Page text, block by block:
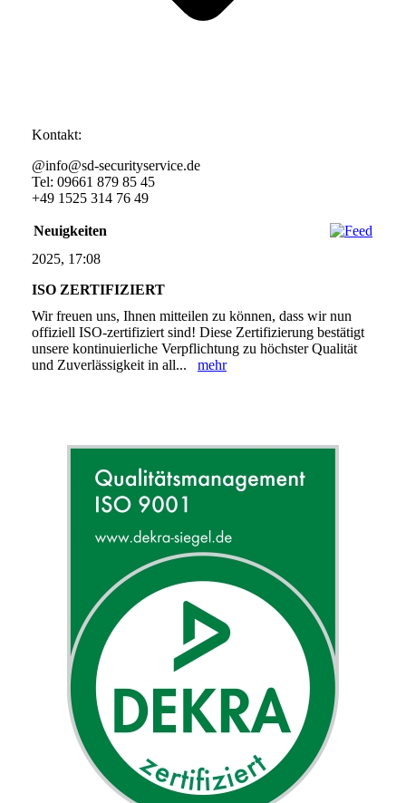
Kontakt:
@info@sd-securityservice.de
Tel: 09661 879 85 45
+49 1525 314 76 49
Neuigkeiten
2025, 17:08
ISO ZERTIFIZIERT
Wir freuen uns, Ihnen mitteilen zu können, dass wir nun
offiziell ISO-zertifiziert sind! Diese Zertifizierung bestätigt
unsere kontinuierliche Verpflichtung zu höchster Qualität
und Zuverlässigkeit in all... mehr